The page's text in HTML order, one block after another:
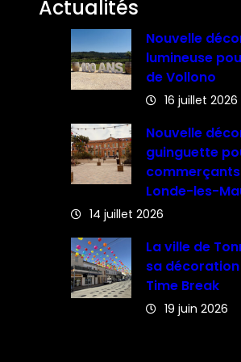
Actualités
Nouvelle
lumineuse
de Vollono
16 juillet 2026
Nouvelle
guinguette
commerçants
Londe-les-
14 juillet 2026
La ville de
sa
Time Break
19 juin 2026